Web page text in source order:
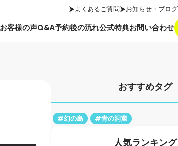
よくあるご質問 お知らせ・ブログ
お客様の声Q&A予約後の流れ公式特典お問い合わせ
おすすめタグ
#幻の島 #青の洞窟
人気ランキング